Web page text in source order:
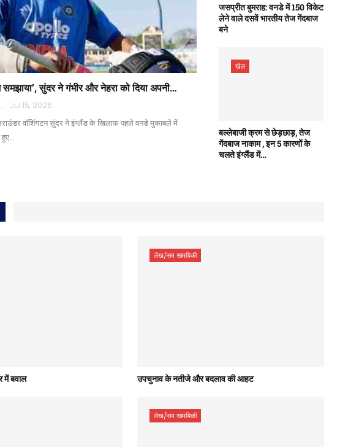
समझाया’, सुंदर ने गंभीर और नेहरा को दिया अपनी…
Rajpath Mathura Jul 15, 2026
वॉशिंगटन सुंदर ने इंग्लैंड के खिलाफ पहले वनडे मुकाबले में
हुए…
जसप्रीत बुमराह: वनडे में 150 विकेट
लेने वाले दसवें भारतीय तेज गेंदबाज
बने
खेल
बल्लेबाजी क्रम से छेड़छाड़, तेज
गेंदबाज नाकाम , इन 5 कारणों के
चलते इंग्लैंड में…
में बवाल
लेख/सम सामयिकी
उपचुनाव के नतीजे और बदलाव की आहट
लेख/सम सामयिकी